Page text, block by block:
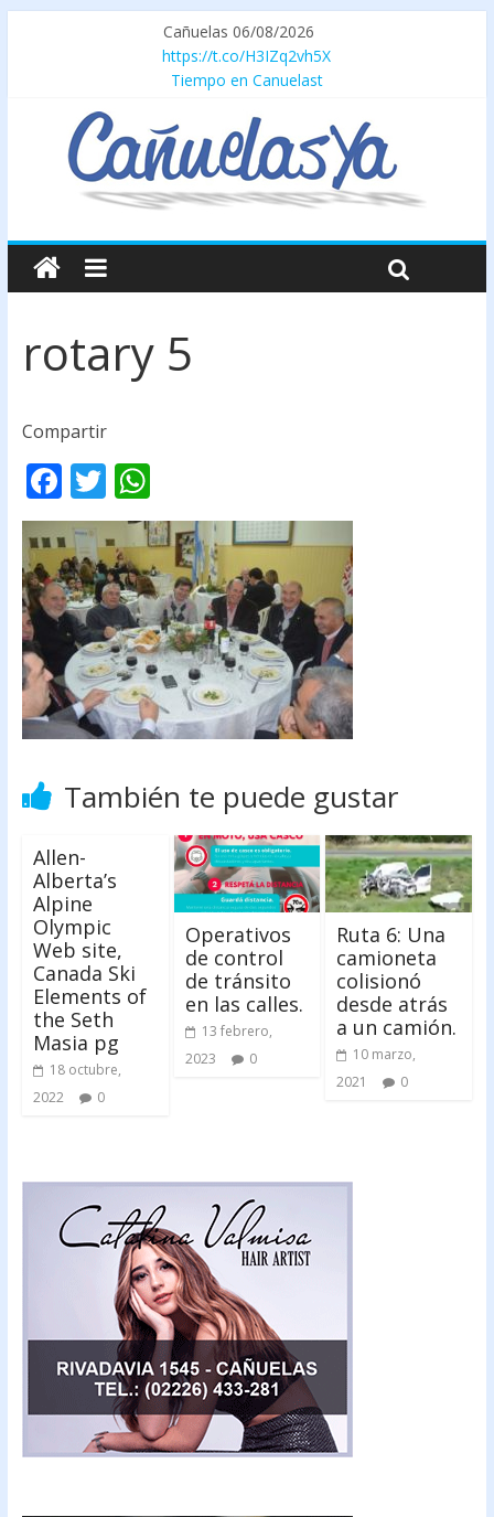
Cañuelas 06/08/2026
https://t.co/H3IZq2vh5X
Tiempo en Canuelast
rotary 5
Compartir
F
ac
e
b
o
o
k
T
w
itt
er
W
h
at
s
A
p
p
También te puede gustar
Allen-
Alberta’s
Alpine
Olympic
Web site,
Canada Ski
Elements of
the Seth
Masia pg
18 octubre,
2022
0
Operativos
de control
de tránsito
en las calles.
13 febrero,
2023
0
Ruta 6: Una
camioneta
colisionó
desde atrás
a un camión.
10 marzo,
2021
0